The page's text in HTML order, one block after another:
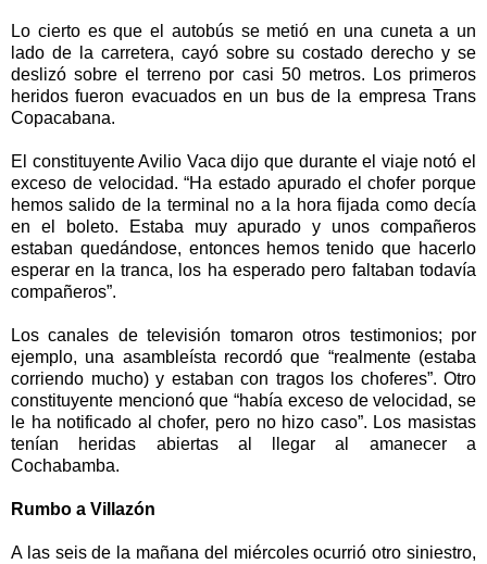
Lo cierto es que el autobús se metió en una cuneta a un
lado de la carretera, cayó sobre su costado derecho y se
deslizó sobre el terreno por casi 50 metros. Los primeros
heridos fueron evacuados en un bus de la empresa Trans
Copacabana.
El constituyente Avilio Vaca dijo que durante el viaje notó el
exceso de velocidad. “Ha estado apurado el chofer porque
hemos salido de la terminal no a la hora fijada como decía
en el boleto. Estaba muy apurado y unos compañeros
estaban quedándose, entonces hemos tenido que hacerlo
esperar en la tranca, los ha esperado pero faltaban todavía
compañeros”.
Los canales de televisión tomaron otros testimonios; por
ejemplo, una asambleísta recordó que “realmente (estaba
corriendo mucho) y estaban con tragos los choferes”. Otro
constituyente mencionó que “había exceso de velocidad, se
le ha notificado al chofer, pero no hizo caso”. Los masistas
tenían heridas abiertas al llegar al amanecer a
Cochabamba.
Rumbo a Villazón
A las seis de la mañana del miércoles ocurrió otro siniestro,